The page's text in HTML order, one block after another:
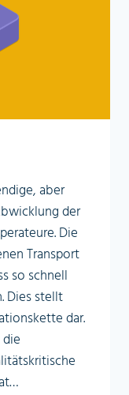
aber
der
Die
Transport
so schnell
Dies stellt
dar.